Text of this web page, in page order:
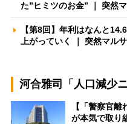
た”ヒミツのお金” ｜ 突然
【第8回】年利はなんと
上がっていく ｜ 突然マル
河合雅司「人口減少
【「警察官
が本気で取り